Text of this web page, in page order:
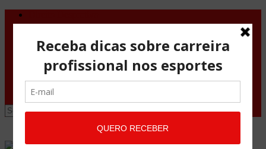
Vistos de viagem
Orientações Gerais
Fale Conosco
Advocacia Maria Pessoa
Advocacia Maria Pessoa Desportivo